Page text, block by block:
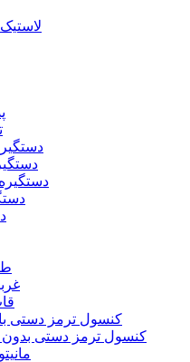
کنسول ترمز دستی
کنسول ترمز دستی